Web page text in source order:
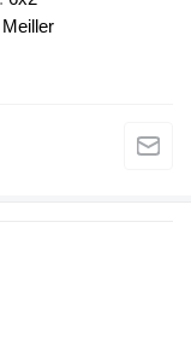
Meiller